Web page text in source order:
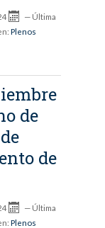
— Última
Plenos
de
de
— Última
Plenos